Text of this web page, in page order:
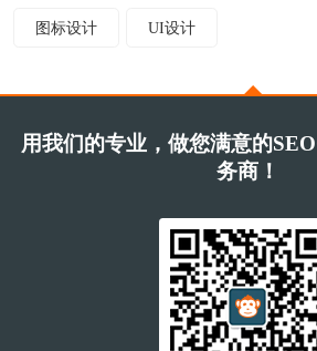
图标设计 UI设计
用我们的专业，做您满意的
务商！